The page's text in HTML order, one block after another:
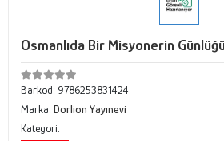
Osmanlıda Bir Misyonerin
Barkod: 9786253831424
Marka: Dorlion Yayınevi
Kategori: